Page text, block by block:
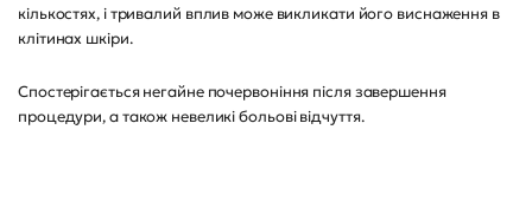
кількостях, і тривалий вплив може викликати його виснаження в
клітинах шкіри.
Спостерігається негайне почервоніння після завершення
процедури, а також невеликі больові відчуття.